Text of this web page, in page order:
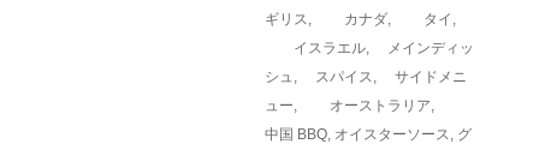
ギリス, カナダ, タイ ,
イスラエル,
メインディッ
シュ , スパイス,
サイドメニ
ュー, オーストラリア,
中国 BBQ, オイスターソース, グ